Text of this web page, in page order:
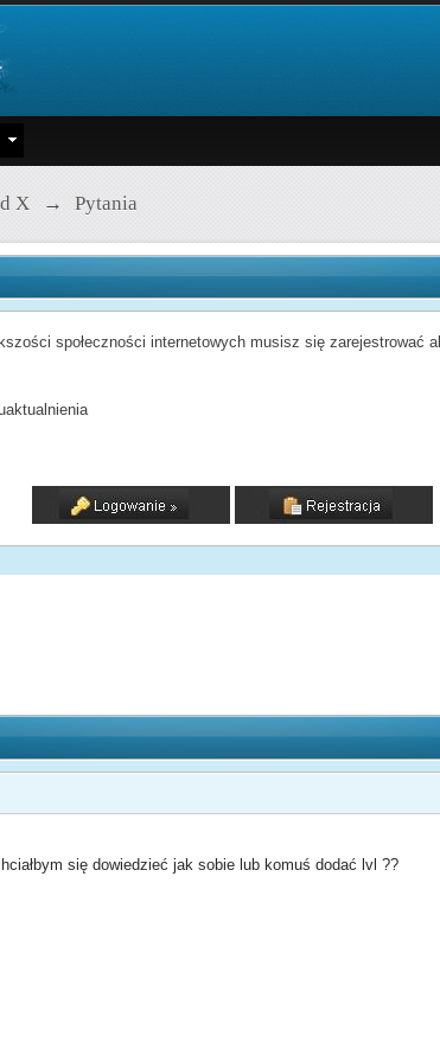
X → Pytania
społeczności internetowych musisz się zarejestrować
się dowiedzieć jak sobie lub komuś dodać lvl ??